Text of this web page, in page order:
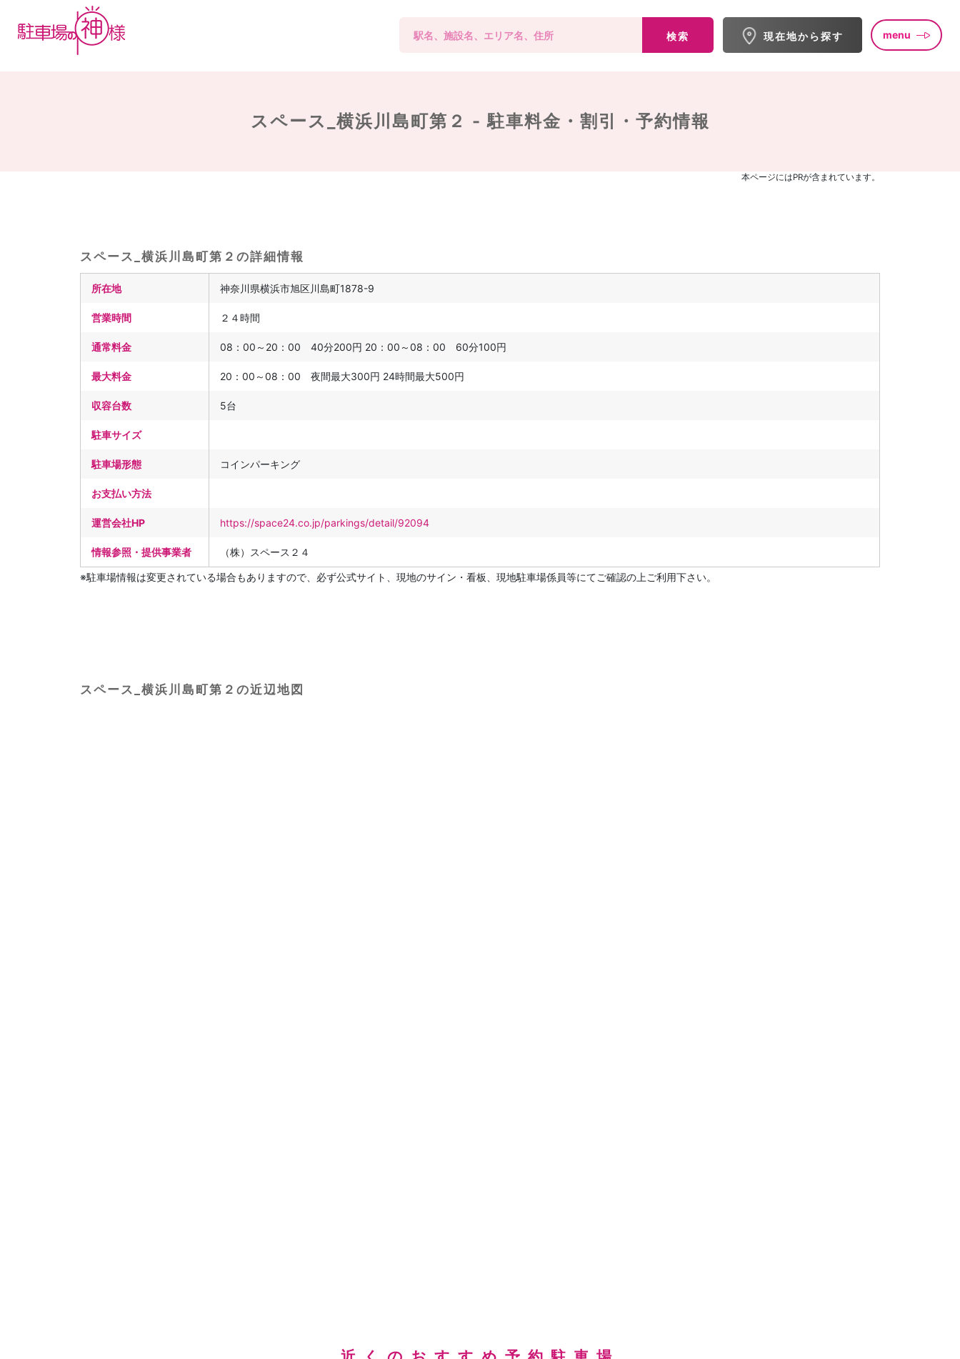
検索 現在地から探す menu
スペース_横浜川島町第２ -駐車料金・割引・予約情報
本ページにはPRが含まれています。
スペース_横浜川島町第２の詳細情報
所在地 神奈川県横浜市旭区川島町1878-9
営業時間 ２４時間
通常料金 08：00～20：00 40分200円 20：00～08：00 60分100円
最大料金 20：00～08：00 夜間最大300円 24時間最大500円
収容台数 5台
駐車サイズ
駐車場形態 コインパーキング
お支払い方法
運営会社HP https://space24.co.jp/parkings/detail/92094
情報参照・提供事業者 （株）スペース２４
※駐車場情報は変更されている場合もありますので、必ず公式サイト、現地のサイン・看板、現地駐車場係員等にてご確認の上ご利用下さい。
スペース_横浜川島町第２の近辺地図